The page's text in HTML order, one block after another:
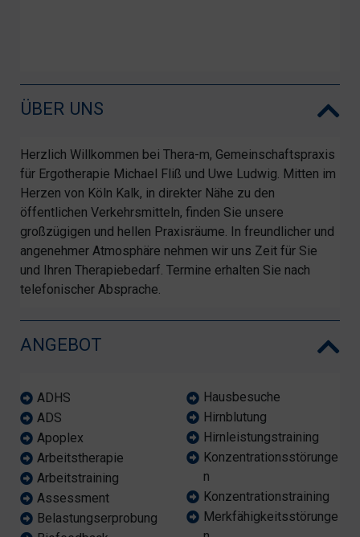
ÜBER UNS
Herzlich Willkommen bei Thera-m, Gemeinschaftspraxis
für Ergotherapie Michael Fliß und Uwe Ludwig. Mitten im
Herzen von Köln Kalk, in direkter Nähe zu den
öffentlichen Verkehrsmitteln, finden Sie unsere
großzügigen und hellen Praxisräume. In freundlicher und
angenehmer Atmosphäre nehmen wir uns Zeit für Sie
und Ihren Therapiebedarf. Termine erhalten Sie nach
telefonischer Absprache.
ANGEBOT
ADHS
ADS
Apoplex
Arbeitstherapie
Arbeitstraining
Assessment
Belastungserprobung
Hausbesuche
Hirnblutung
Hirnleistungstraining
Konzentrationsstörunge
n
Konzentrationstraining
Merkfähigkeitsstörunge